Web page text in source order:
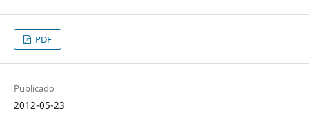
PDF
Publicado
2012-05-23